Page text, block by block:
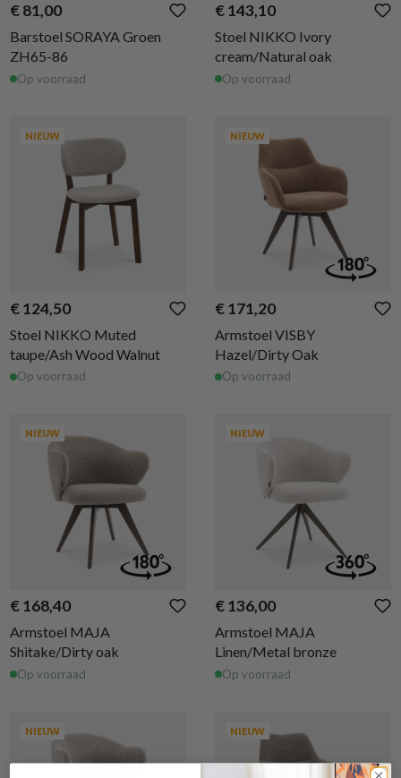
€ 81,00
Barstoel SORAYA Groen
ZH65-86
Op voorraad
€ 143,10
Stoel NIKKO Ivory
cream/Natural oak
Op voorraad
NIEUW
€ 124,50
Stoel NIKKO Muted
taupe/Ash Wood Walnut
Op voorraad
NIEUW
€ 171,20
Armstoel VISBY
Hazel/Dirty Oak
Op voorraad
NIEUW
€ 168,40
Armstoel MAJA
Shitake/Dirty oak
Op voorraad
NIEUW
€ 136,00
Armstoel MAJA
Linen/Metal bronze
Op voorraad
NIEUW NIEUW